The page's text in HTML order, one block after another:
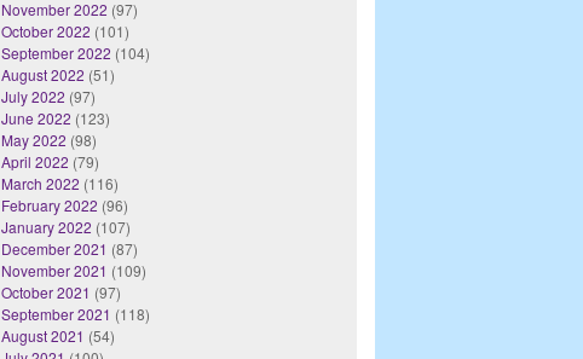
November 2022 (97)
October 2022 (101)
September 2022 (104)
August 2022 (51)
July 2022 (97)
June 2022 (123)
May 2022 (98)
April 2022 (79)
March 2022 (116)
February 2022 (96)
January 2022 (107)
December 2021 (87)
November 2021 (109)
October 2021 (97)
September 2021 (118)
August 2021 (54)